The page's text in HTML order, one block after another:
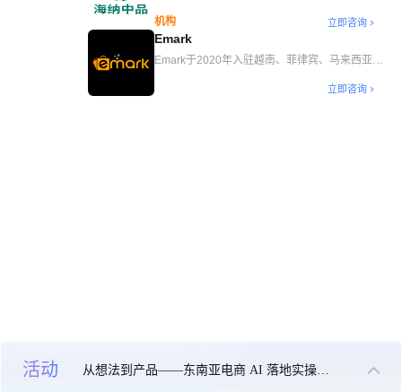
活动
To Grow To High”长期主义的经营理念，立志于成
为东南亚品牌出海首选品牌全案代理公司。坚持与
保有长期主义的品牌肩并肩，助力品牌可持续长效
行的服务机构，目前已成为多家500强的上市公司
Tiktok 跨境电商（直播带货、短视频带货、TSP、
TAP、MCN达人带货等），业务方向为东南亚国
家和北美为主，公司以RCEP自贸协定、TikTok全
路，深耕细作，将业务覆盖东南亚国家，目前已总
机构 立即咨询
Emark
Emark于2020年入驻越南、菲律宾、马来西亚、
台触达。越南老街以及广西南宁设立直播基地，包
立即咨询